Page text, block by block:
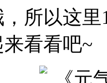
所以这
看看吧~